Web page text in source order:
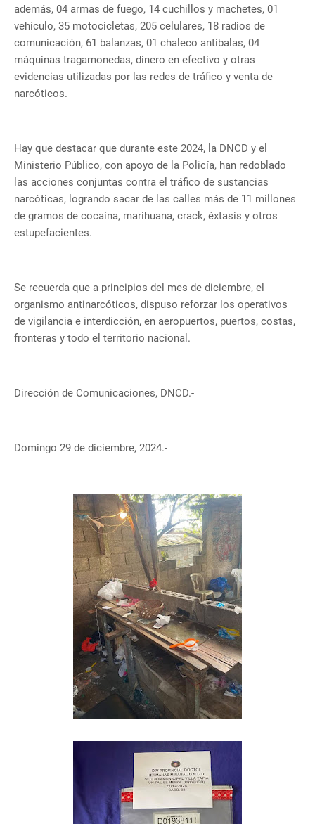
además, 04 armas de fuego, 14 cuchillos y machetes, 01
vehículo, 35 motocicletas, 205 celulares, 18 radios de
comunicación, 61 balanzas, 01 chaleco antibalas, 04
máquinas tragamonedas, dinero en efectivo y otras
evidencias utilizadas por las redes de tráfico y venta de
narcóticos.
Hay que destacar que durante este 2024, la DNCD y el
Ministerio Público, con apoyo de la Policía, han redoblado
las acciones conjuntas contra el tráfico de sustancias
narcóticas, logrando sacar de las calles más de 11 millones
de gramos de cocaína, marihuana, crack, éxtasis y otros
estupefacientes.
Se recuerda que a principios del mes de diciembre, el
organismo antinarcóticos, dispuso reforzar los operativos
de vigilancia e interdicción, en aeropuertos, puertos, costas,
fronteras y todo el territorio nacional.
Dirección de Comunicaciones, DNCD.-
Domingo 29 de diciembre, 2024.-